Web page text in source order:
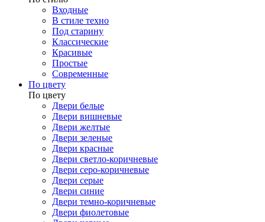
Входные
В стиле техно
Под старину
Классические
Красивые
Простые
Современные
По цвету
По цвету
Двери белые
Двери вишневые
Двери желтые
Двери зеленые
Двери красные
Двери светло-коричневые
Двери серо-коричневые
Двери серые
Двери синие
Двери темно-коричневые
Двери фиолетовые